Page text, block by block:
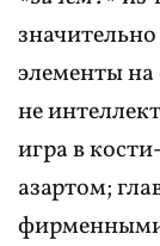
элементы на
не
игра в
азартом;